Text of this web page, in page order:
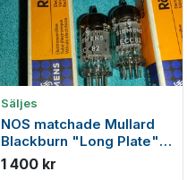
Säljes
NOS matchade Mullard
Blackburn "Long Plate"
(12AU7) från juni 1959
1 400 kr